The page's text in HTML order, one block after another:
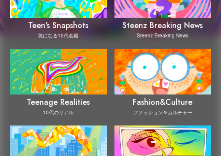
Teen's Snapshots
気になる10代名鑑
Steenz Breaking News
Steenz Breaking News
Teenage Realities
10代のリアル
Fashion&Culture
ファッション＆カルチャー